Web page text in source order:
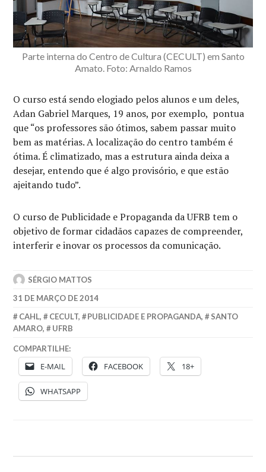
Parte interna do Centro de Cultura (CECULT) em Santo
Amato. Foto: Arnaldo Ramos
O curso está sendo elogiado pelos alunos e um deles,
Adan Gabriel Marques, 19 anos, por exemplo, pontua
que “os professores são ótimos, sabem passar muito
bem as matérias. A localização do centro também é
ótima. É climatizado, mas a estrutura ainda deixa a
desejar, entendo que é algo provisório, e que estão
ajeitando tudo”.
O curso de Publicidade e Propaganda da UFRB tem o
objetivo de formar cidadãos capazes de compreender,
interferir e inovar os processos da comunicação.
SÉRGIO MATTOS
31 DE MARÇO DE 2014
CAHL, CECULT, PUBLICIDADE E PROPAGANDA,
SANTO
AMARO, UFRB
COMPARTILHE:
E-MAIL FACEBOOK 18+
WHATSAPP